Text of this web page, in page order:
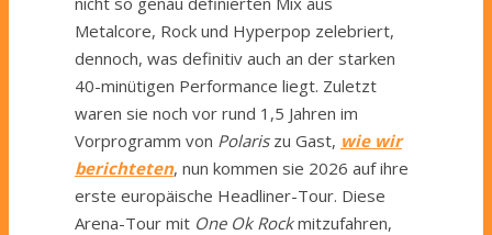
Metalcore, Rock und Hyperpop zelebriert,
dennoch, was definitiv auch an der starken
40-minütigen Performance liegt. Zuletzt
waren sie noch vor rund 1,5 Jahren im
Vorprogramm von Polariszu Gast, wie wir
berichteten, nun kommen sie 2026 auf ihre
erste europäische Headliner-Tour. Diese
Arena-Tour mit One Ok Rockmitzufahren,